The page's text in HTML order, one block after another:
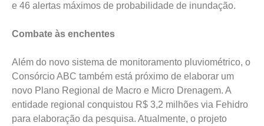
e 46 alertas máximos de probabilidade de inundação.
Combate às enchentes
Além do novo sistema de monitoramento pluviométrico, o
Consórcio ABC também está próximo de elaborar um
novo Plano Regional de Macro e Micro Drenagem. A
entidade regional conquistou R$ 3,2 milhões via Fehidro
para elaboração da pesquisa. Atualmente, o projeto